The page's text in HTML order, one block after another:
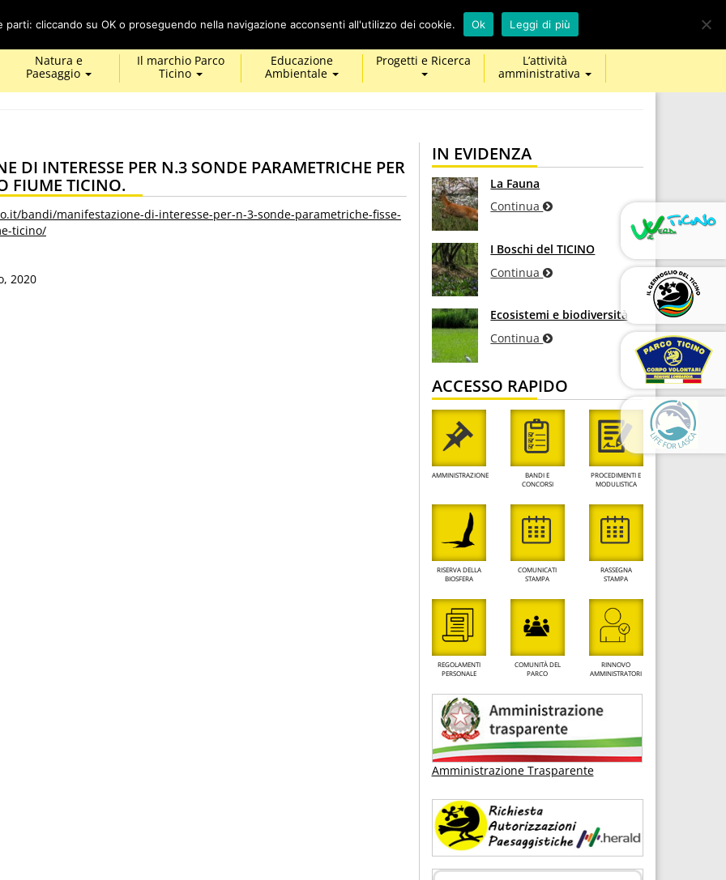
Cerca
map-
marker
calendar
Natura e
Paesaggio
Il marchio Parco
Ticino
Educazione
Ambientale
Progetti e Ricerca
L’attività
amministrativa
DI INTERESSE PER N.3 SONDE PARAMETRICHE PER
FIUME TICINO.
bandi/manifestazione-di-interesse-per-n-3-sonde-parametriche-fisse-
ticino/
2020
IN EVIDENZA
La Fauna
Continua
I Boschi del TICINO
Continua
Ecosistemi e biodiversità
Continua
ACCESSO RAPIDO
AMMINISTRAZIONE
BANDI E
CONCORSI
PROCEDIMENTI E
MODULISTICA
RISERVA DELLA
BIOSFERA
COMUNICATI
STAMPA
RASSEGNA
STAMPA
REGOLAMENTI
PERSONALE
COMUNITÀ DEL
PARCO
RINNOVO
AMMINISTRATORI
Amministrazione Trasparente
cliccando su OK o proseguendo nella navigazione acconsenti all'utilizzo dei cookie. Ok Leggi di più